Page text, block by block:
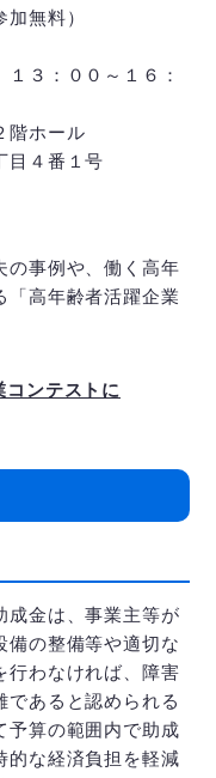
無料）
３：００～１６：
階ホール
４番１号
の事例や、働く高年
「高年齢者活躍企業
コンテストに
金は、事業主等が
備の整備等や適切な
行わなければ、障害
であると認められる
予算の範囲内で助成
的な経済負担を軽減